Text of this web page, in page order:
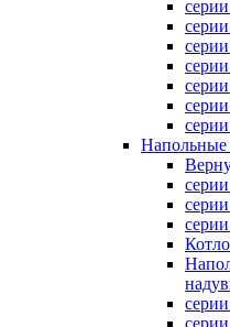
Напольные